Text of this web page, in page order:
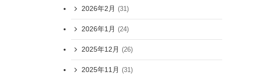
2026年2月 (31)
2026年1月 (24)
2025年12月 (26)
2025年11月 (31)